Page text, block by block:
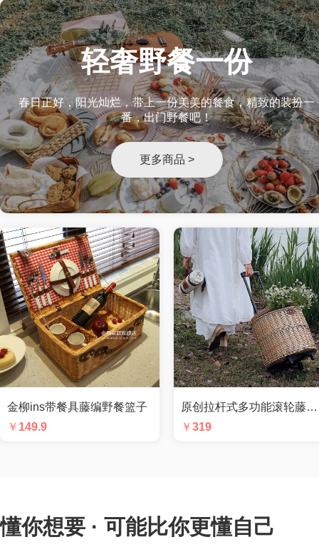
轻奢野餐一份
春日正好，阳光灿烂，带上一份美美的餐食，精致的装扮一
番，出门野餐吧！
更多商品 >
金柳ins带餐具藤编野餐篮子
￥ 149.9
原创拉杆式多功能滚轮藤编野餐篮
￥319
懂你想要 · 可能比你更懂自己